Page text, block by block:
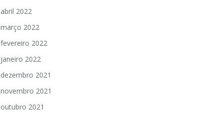
abril 2022
março 2022
fevereiro 2022
janeiro 2022
dezembro 2021
novembro 2021
outubro 2021